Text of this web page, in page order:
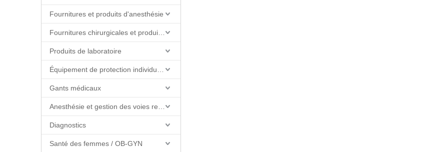
Fournitures et produits d'anesthésie
Produits de laboratoire
Gants médicaux
Diagnostics
Santé des femmes / OB-GYN